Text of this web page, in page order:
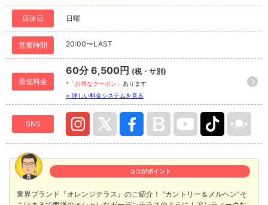
店休日 日曜
営業時間 20:00〜LAST
最低料金
60分 6,500円 (税・サ別)
*「お得なクーポン」 あります
> 詳しい料金システムを見る
SNS
ココがポイント
業界ブランド『オレンジテラス』のご紹介！ "カントリー＆メルヘン"そ